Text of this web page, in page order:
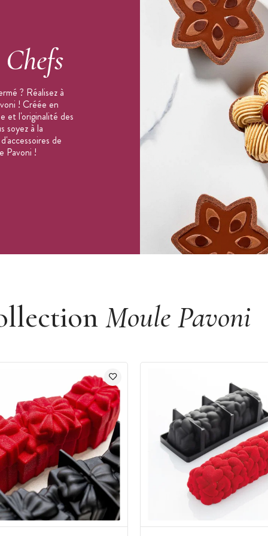
Chefs
? Réalisez à
! Créée en
et l'originalité des
soyez à la
de
Pavoni !
Moule Pavoni